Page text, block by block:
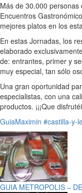
Más de 30.000
Encuentros
mejores platos en los
En estas Jornadas, los
elaborado
de: entrantes, primer y
muy especial, tan sólo
Una gran oportunidad
especialistas, con una
productos. ¡¡¡Que
GuiaMaximin #castilla-y-
GUIA METROPOLIS –